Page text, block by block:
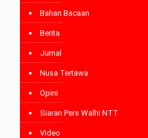
Bahan Bacaan
Berita
Jurnal
Nusa Tertawa
Opini
Siaran Pers Walhi NTT
Video